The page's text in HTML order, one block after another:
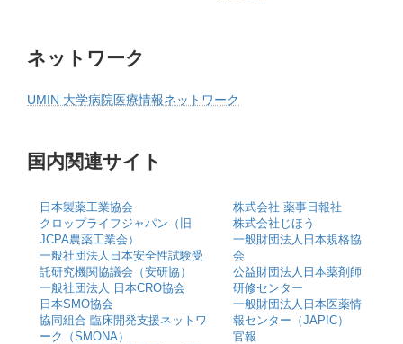
ネットワーク
UMIN 大学病院医療情報ネットワーク
国内関連サイト
日本製薬工業協会
クロップライフジャパン（旧
JCPA農薬工業会）
一般社団法人日本安全性試験受
託研究機関協議会（安研協）
一般社団法人 日本CRO協会
日本SMO協会
協同組合 臨床開発支援ネットワ
ーク（SMONA）
株式会社 薬事日報社
株式会社じほう
一般財団法人日本規格協
会
公益財団法人日本薬剤師
研修センター
一般財団法人日本医薬情
報センター（JAPIC）
官報